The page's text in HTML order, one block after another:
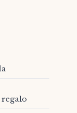
regalo